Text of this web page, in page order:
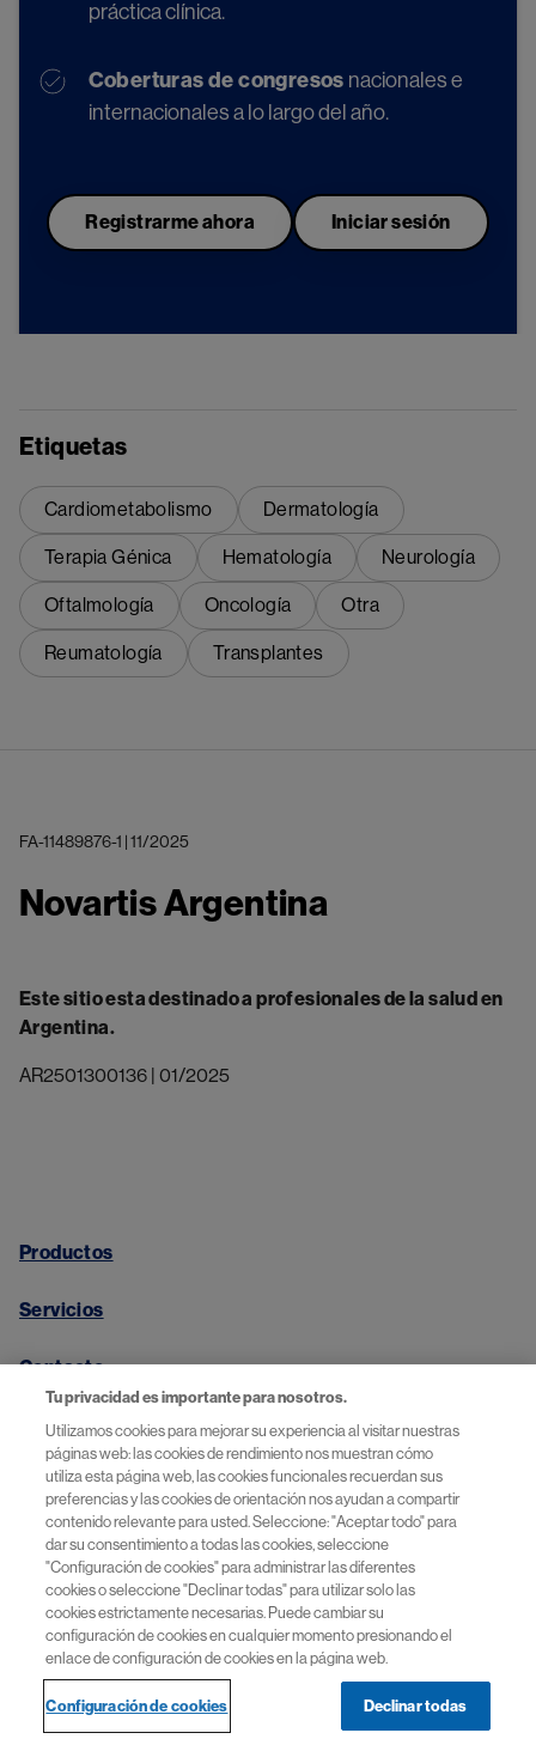
práctica clínica.
Coberturas de congresos nacionales e
internacionales a lo largo del año.
Registrarme ahora Iniciar sesión
Etiquetas
Cardiometabolismo Dermatología
Terapia Génica Hematología Neurología
Oftalmología Oncología Otra
Reumatología Transplantes
FA-11489876-1 | 11/2025
Novartis Argentina
Este sitio esta destinado a profesionales de la salud en
Argentina.
AR2501300136 | 01/2025
Productos
Servicios
Contacto
Aviso de privacidad
Términos y Condiciones
Preguntas más frecuentes
© 2026 Novartis Argentina S.A. Todos los derechos
Tu privacidad es importante para nosotros.
Utilizamos cookies para mejorar su experiencia al visitar nuestras
páginas web: las cookies de rendimiento nos muestran cómo
utiliza esta página web, las cookies funcionales recuerdan sus
preferencias y las cookies de orientación nos ayudan a compartir
contenido relevante para usted. Seleccione: "Aceptar todo" para
dar su consentimiento a todas las cookies, seleccione
"Configuración de cookies" para administrar las diferentes
cookies o seleccione "Declinar todas" para utilizar solo las
cookies estrictamente necesarias. Puede cambiar su
configuración de cookies en cualquier momento presionando el
enlace de configuración de cookies en la página web.
Configuración de cookies Declinar todas